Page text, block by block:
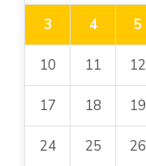
3 4 5
10 11 12
17 18 19
24 25 26